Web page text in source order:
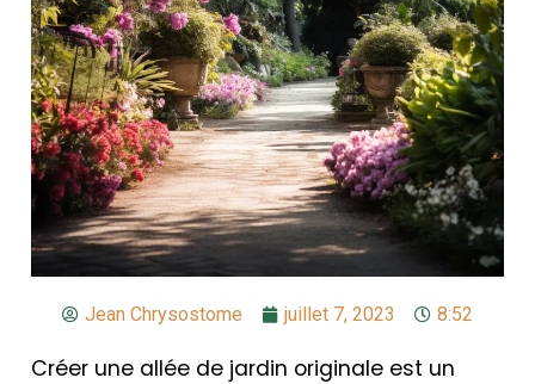
Jean Chrysostome juillet 7, 2023 8:52
Créer une allée de jardin originale est un